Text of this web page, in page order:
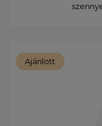
Ajánlott